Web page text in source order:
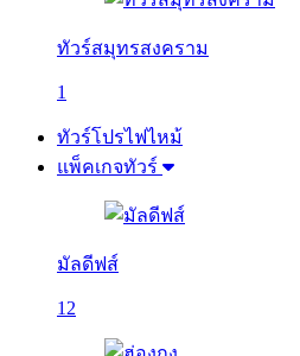
ทัวร์สมุทรสงคราม
1
ทัวร์โปรไฟไหม้
แพ็คเกจทัวร์
มัลดีฟส์
12